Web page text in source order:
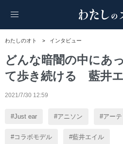
わたしのオト インタビュー
どんな暗闇の中にあ
て歩き続ける 藍井
2021/7/30 12:59
Just ear アニソン アー
コラボモデル 藍井エイル